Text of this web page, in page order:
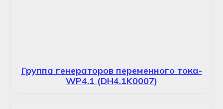
Группа генераторов переменного тока-
WP4.1 (DH4.1K0007)